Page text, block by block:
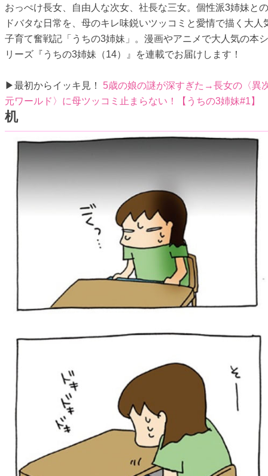
おっぺけ長女、自由人な次女、社長な三女。個性派3姉妹との
ドバタな日常を、母のキレ味鋭いツッコミと愛情で描く大人
子育て奮戦記「うちの3姉妹」。漫画やアニメで大人気の本シ
リーズ『うちの3姉妹（14）』を連載でお届けします！
▶最初からイッキ見！ 5歳の娘の謎が深すぎた→長女の〈異
元ワールド〉に母ツッコミ止まらない！【うちの3姉妹#1】
机